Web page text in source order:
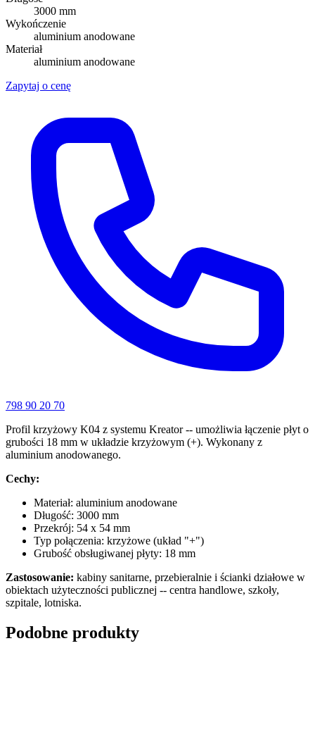
3000 mm
Wykończenie
aluminium anodowane
Materiał
aluminium anodowane
Zapytaj o cenę
798 90 20 70
Profil krzyżowy K04 z systemu Kreator -- umożliwia łączenie płyt o
grubości 18 mm w układzie krzyżowym (+). Wykonany z
aluminium anodowanego.
Cechy:
Materiał: aluminium anodowane
Długość: 3000 mm
Przekrój: 54 x 54 mm
Typ połączenia: krzyżowe (układ "+")
Grubość obsługiwanej płyty: 18 mm
Zastosowanie: kabiny sanitarne, przebieralnie i ścianki działowe w
obiektach użyteczności publicznej -- centra handlowe, szkoły,
szpitale, lotniska.
Podobne produkty